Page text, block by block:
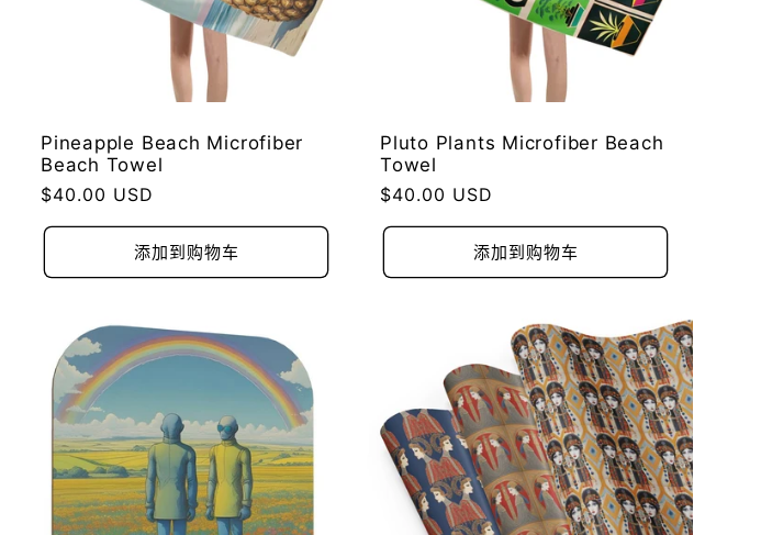
Pineapple Beach Microfiber
Beach Towel
常
规
格
$40.00 USD
添加到购物车
Pluto Plants Microfiber Beach
Towel
常
规
格
$40.00 USD
添加到购物车